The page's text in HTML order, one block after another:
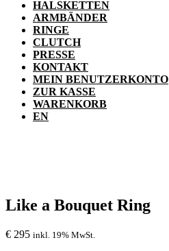
HALSKETTEN
ARMBÄNDER
RINGE
CLUTCH
PRESSE
KONTAKT
MEIN BENUTZERKONTO
ZUR KASSE
WARENKORB
EN
Like a Bouquet Ring
€ 295 inkl. 19% MwSt.